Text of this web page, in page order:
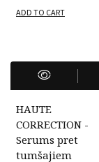
ADD TO CART
HAUTE
CORRECTION -
Serums pret
tumšajiem